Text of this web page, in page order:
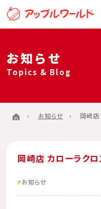
お知らせ
Topics & Blog
お知らせ 岡崎店
岡崎店 カローラクロ
お知らせ